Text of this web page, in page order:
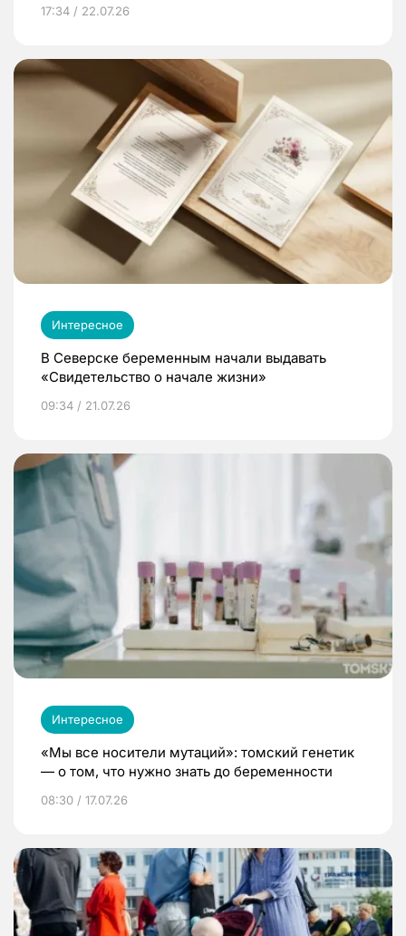
17:34 / 22.07.26
Интересное
В Северске беременным начали выдавать
«Свидетельство о начале жизни»
09:34 / 21.07.26
Интересное
«Мы все носители мутаций»: томский генетик
— о том, что нужно знать до беременности
08:30 / 17.07.26